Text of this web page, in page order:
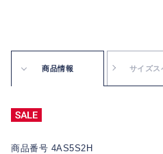
商品情報 サイズス
商品番号 4AS5S2H